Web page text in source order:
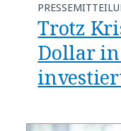
Trotz
Dollar